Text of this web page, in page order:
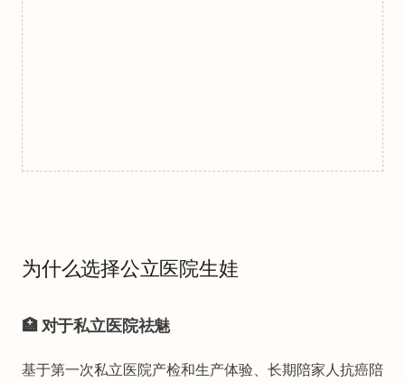
为什么选择公立医院生娃
🏥 对于私立医院祛魅
基于第一次私立医院产检和生产体验、长期陪家人抗癌陪